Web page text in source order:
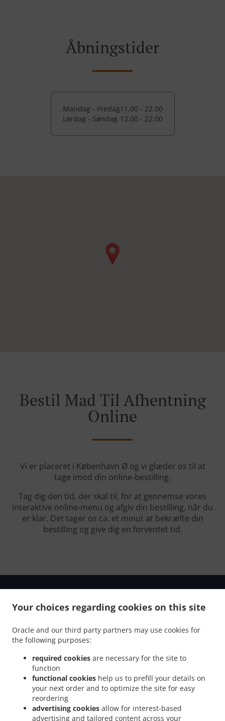
Your choices regarding cookies on this site
Oracle and our third party partners may use cookies for
the following purposes:
required cookies are necessary for the site to
function
functional cookies help us to prefill your details on
your next order and to optimize the site for easy
reordering
advertising cookies allow for interest-based
advertising and tailored content across your
Åbningstider
Mandag - Fredag11.00 - 22.00
Lørdag - Søndag 12.00 - 22.00
Bestil Mad Til Afhentning
Online
Vi er placeret i København Ø og vi glæder os til at
tage imod din online-bestilling.
Tag dig den tid, der skal til, for at gennemse vores
interaktive online-menu og afgiv din bestilling, når du
er klar. Det tager os ca. et minut at bekræfte din
bestilling og give dig en forventet tid.
Fortrolighedspolitik . Vilkår for brug . Cookie Policy Changes
Kontakt Os
Østerbrogade 93, 2100 København Ø, Denmark
+45 35 26 33 77
Links
Kontakt Os